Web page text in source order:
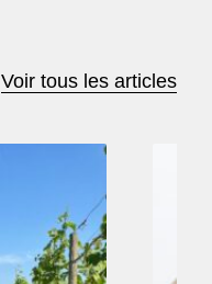
Voir tous les articles